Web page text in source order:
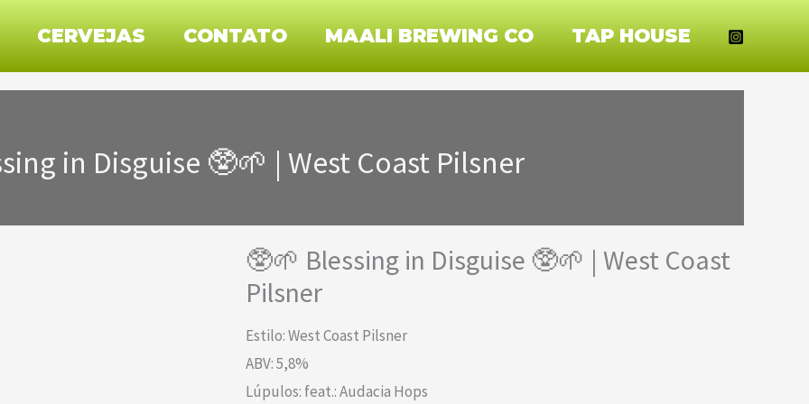
CERVEJAS CONTATO MAALI BREWING CO TAP HOUSE
in Disguise 🥸🌱 | West Coast Pilsner
🥸🌱 Blessing in Disguise 🥸🌱 | West Coast
Pilsner
Estilo: West Coast Pilsner
ABV: 5,8%
Lúpulos: feat.: Audacia Hops